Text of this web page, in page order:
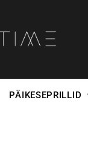
PÄIKESEPRILLID